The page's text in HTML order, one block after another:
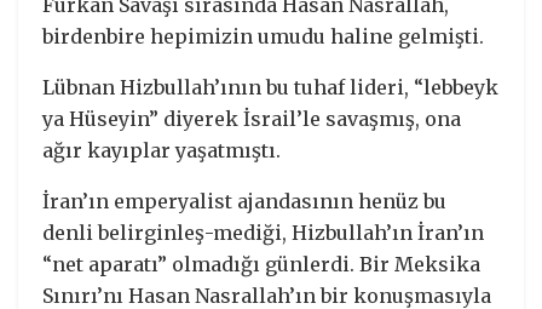
birdenbire hepimizin umudu haline gelmişti.
Lübnan Hizbullah’ının bu tuhaf lideri, “lebbeyk
ya Hüseyin” diyerek İsrail’le savaşmış, ona
ağır kayıplar yaşatmıştı.
İran’ın emperyalist ajandasının henüz bu
denli belirginleş-mediği, Hizbullah’ın İran’ın
“net aparatı” olmadığı günlerdi. Bir Meksika
Sınırı’nı Hasan Nasrallah’ın bir konuşmasıyla